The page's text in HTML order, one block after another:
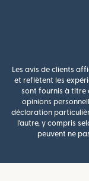
Les avis de clients
et reflètent les
sont fournis à titre
opinions
déclaration
l'autre, y compris
peuvent ne